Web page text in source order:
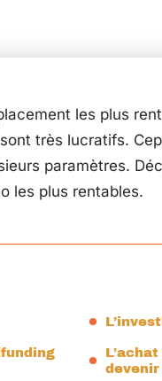
les plus
très lucratifs.
paramètres.
les plus rentables.